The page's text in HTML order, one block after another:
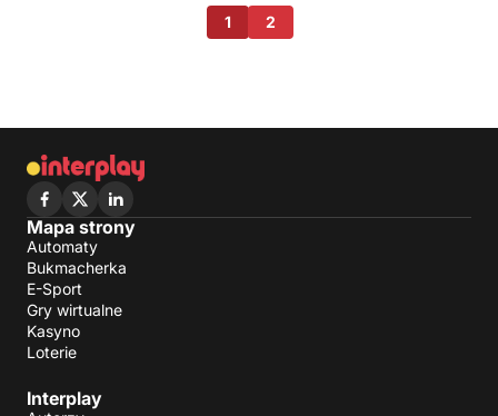
1 2
Mapa strony
Automaty
Bukmacherka
E-Sport
Gry wirtualne
Kasyno
Loterie
Interplay